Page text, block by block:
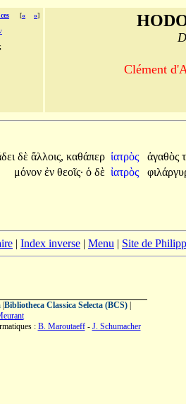
[« »]
Clément
δὲ ἄλλοις, καθάπερ ἰατρὸς ἀγαθὸς
μόνον ἐν θεοῖς· ὁ δὲ ἰατρὸς
| Index inverse | Menu | Site de
| Bibliotheca Classica Selecta (BCS)|
: B. Maroutaeff- J. Schumacher